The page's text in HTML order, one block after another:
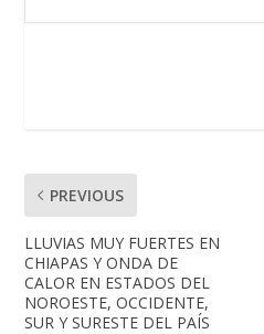
PREVIOUS
LLUVIAS MUY FUERTES EN
CHIAPAS Y ONDA DE
CALOR EN ESTADOS DEL
NOROESTE, OCCIDENTE,
SUR Y SURESTE DEL PAÍS